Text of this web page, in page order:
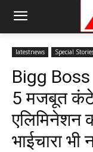
latestnews Special
Bigg
5 मजबूत
एलिमिनेशन
भाईचारा